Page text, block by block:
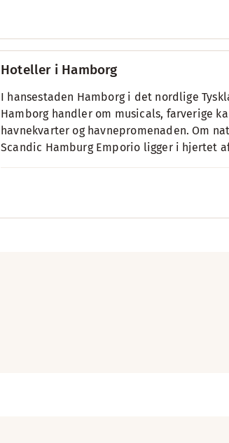
Hoteller i Hamborg
I hansestaden Hamborg i det nordlige
Hamborg handler om musicals, farverige
havnekvarter og havnepromenaden. Om
Scandic Hamburg Emporio ligger i hjertet